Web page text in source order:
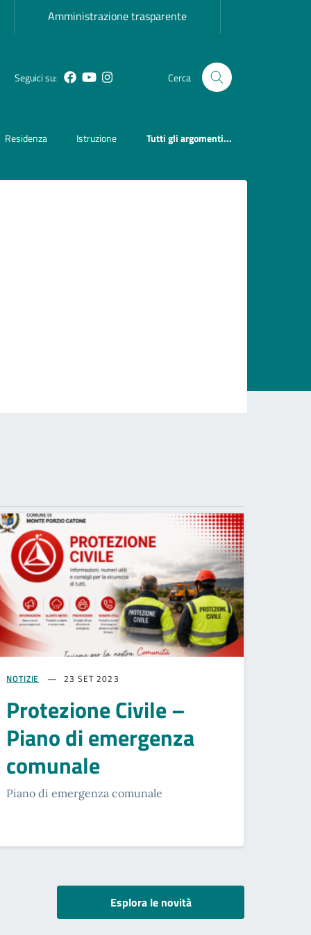
Amministrazione trasparente
Seguici su: Facebook
YouTubeInstagram Cerca
Residenza Istruzione Tutti gli argomenti...
NOTIZIE 23 SET 2023
Protezione Civile –
Piano di emergenza
comunale
Piano di emergenza comunale
Esplora le novità